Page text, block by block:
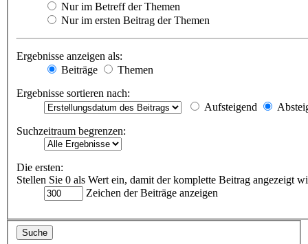
Nur im Betreff der Themen
Nur im ersten Beitrag der Themen
Ergebnisse anzeigen als:
Beiträge
Themen
Ergebnisse sortieren nach:
Aufsteigend
Suchzeitraum begrenzen:
Die ersten:
Stellen Sie 0 als Wert ein, damit der komplette Beitrag angezeigt
Zeichen der Beiträge anzeigen